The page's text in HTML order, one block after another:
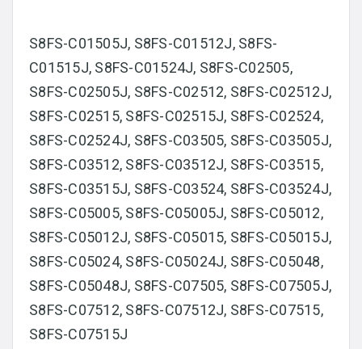
S8FS-C01505J, S8FS-C01512J, S8FS-
C01515J, S8FS-C01524J, S8FS-C02505,
S8FS-C02505J, S8FS-C02512, S8FS-C02512J,
S8FS-C02515, S8FS-C02515J, S8FS-C02524,
S8FS-C02524J, S8FS-C03505, S8FS-C03505J,
S8FS-C03512, S8FS-C03512J, S8FS-C03515,
S8FS-C03515J, S8FS-C03524, S8FS-C03524J,
S8FS-C05005, S8FS-C05005J, S8FS-C05012,
S8FS-C05012J, S8FS-C05015, S8FS-C05015J,
S8FS-C05024, S8FS-C05024J, S8FS-C05048,
S8FS-C05048J, S8FS-C07505, S8FS-C07505J,
S8FS-C07512, S8FS-C07512J, S8FS-C07515,
S8FS-C07515J